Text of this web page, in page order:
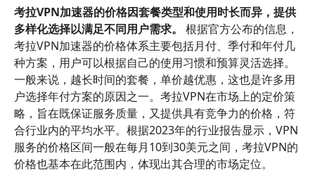
考拉VPN加速器的价格因套餐类型和使用时长而异，提供
多样化选择以满足不同用户需求。
根据官方公布的信息，
考拉VPN加速器的价格体系主要包括月付、季付和年付几
种方案，用户可以根据自己的使用习惯和预算灵活选择。
一般来说，越长时间的套餐，单价越优惠，这也是许多用
户选择年付方案的原因之一。考拉VPN在市场上的定价策
略，旨在既保证服务质量，又提供具有竞争力的价格，符
合行业内的平均水平。根据2023年的行业报告显示，VPN
服务的价格区间一般在每月10到30美元之间，考拉VPN的
价格也基本在此范围内，体现出其合理的市场定位。